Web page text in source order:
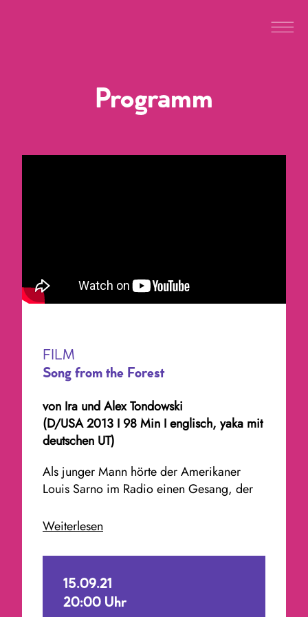
Programm
FILM
Song from the Forest
von Ira und Alex Tondowski
(D/USA 2013 I 98 Min I englisch, yaka mit
deutschen UT)
Als junger Mann hörte der Amerikaner
Louis Sarno im Radio einen Gesang, der
geheimnisvollen Klängen bis in den
er seine Musik bei den Bayaka-Pygmäen.
Heute, 25 Jahre später, ist Louis ein
vollwertiges Mitglied der Gemeinschaft aus
Weiterlesen
15.09.21
20:00 Uhr